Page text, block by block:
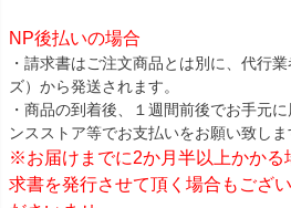
NP後払いの場合
・請求書はご注文商品とは別に、代行
ズ）から発送されます。
・商品の到着後、１週間前後でお手元
ンスストア等でお支払いをお願い致しま
※お届けまでに2か月半以上かかる
求書を発行させて頂く場合もござ